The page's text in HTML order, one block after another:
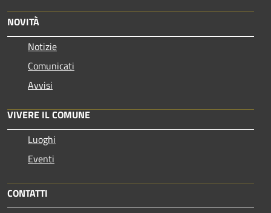
NOVITÀ
Notizie
Comunicati
Avvisi
VIVERE IL COMUNE
Luoghi
Eventi
CONTATTI